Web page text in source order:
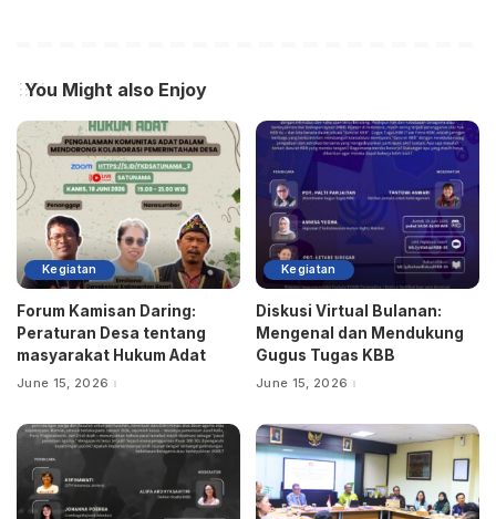
You Might also Enjoy
Kegiatan
Forum Kamisan Daring:
Peraturan Desa tentang
masyarakat Hukum Adat
June 15, 2026
Kegiatan
Diskusi Virtual Bulanan:
Mengenal dan Mendukung
Gugus Tugas KBB
June 15, 2026